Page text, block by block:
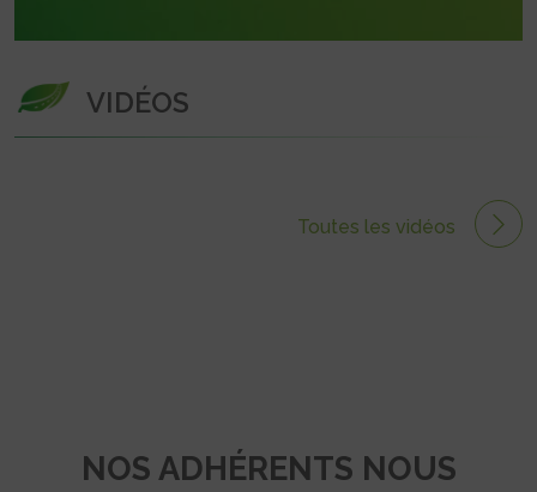
VIDÉOS
Toutes les vidéos
NOS ADHÉRENTS NOUS